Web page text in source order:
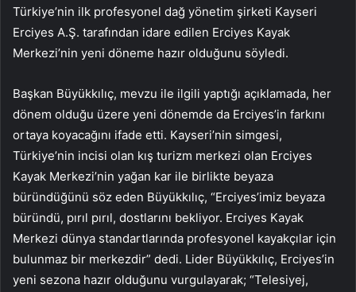
Türkiye’nin ilk profesyonel dağ yönetim şirketi Kayseri
Erciyes A.Ş. tarafından idare edilen Erciyes Kayak
Merkezi’nin yeni döneme hazır olduğunu söyledi.
Başkan Büyükkılıç, mevzu ile ilgili yaptığı açıklamada, her
dönem olduğu üzere yeni dönemde da Erciyes’in farkını
ortaya koyacağını ifade etti. Kayseri’nin simgesi,
Türkiye’nin incisi olan kış turizm merkezi olan Erciyes
Kayak Merkezi’nin yağan kar ile birlikte beyaza
büründüğünü söz eden Büyükkılıç, “Erciyes’imiz beyaza
büründü, pırıl pırıl, dostlarını bekliyor. Erciyes Kayak
Merkezi dünya standartlarında profesyonel kayakçılar için
bulunmaz bir merkezdir” dedi. Lider Büyükkılıç, Erciyes’in
yeni sezona hazır olduğunu vurgulayarak; “Telesiyej,